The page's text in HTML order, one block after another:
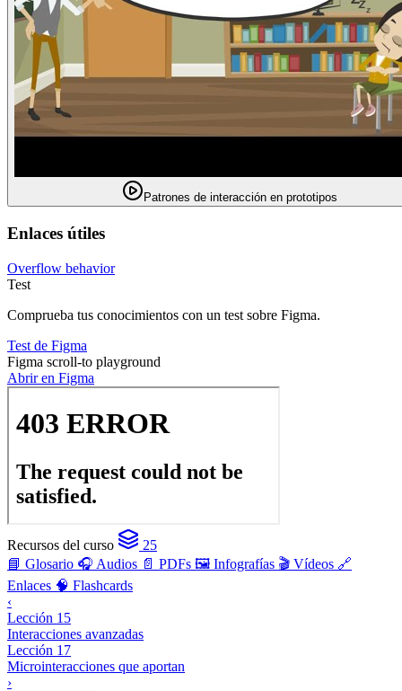
Patrones de interacción en prototipos
Enlaces útiles
Overflow behavior
Test
Comprueba tus conocimientos con un test sobre Figma.
Test de Figma
Figma scroll-to playground
Abrir en Figma
Recursos del curso
25
📘 Glosario 🎧 Audios 📄 PDFs 🖼️ Infografías 🎬 Vídeos 🔗
Enlaces 🧠 Flashcards
‹
Lección 15
Interacciones avanzadas
Lección 17
Microinteracciones que aportan
›